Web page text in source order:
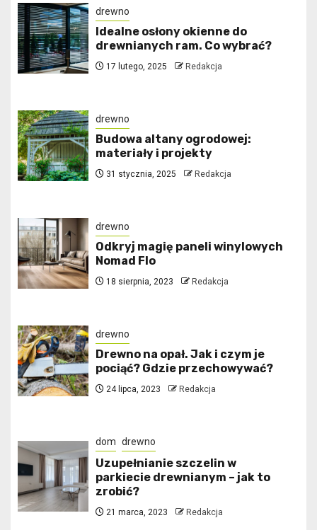
drewno
Idealne osłony okienne do
drewnianych ram. Co wybrać?
17 lutego, 2025 Redakcja
drewno
Budowa altany ogrodowej:
materiały i projekty
31 stycznia, 2025 Redakcja
drewno
Odkryj magię paneli winylowych
Nomad Flo
18 sierpnia, 2023 Redakcja
drewno
Drewno na opał. Jak i czym je
pociąć? Gdzie przechowywać?
24 lipca, 2023 Redakcja
dom drewno
Uzupełnianie szczelin w
parkiecie drewnianym – jak to
zrobić?
21 marca, 2023 Redakcja